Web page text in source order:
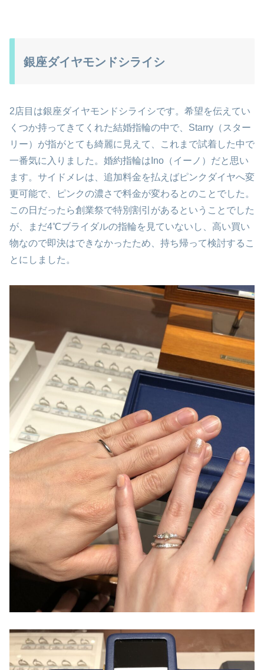
銀座ダイヤモンドシライシ
2店目は銀座ダイヤモンドシライシです。希望を伝えてい
くつか持ってきてくれた結婚指輪の中で、Starry（スター
リー）が指がとても綺麗に見えて、これまで試着した中で
一番気に入りました。婚約指輪はIno（イーノ）だと思い
ます。サイドメレは、追加料金を払えばピンクダイヤへ変
更可能で、ピンクの濃さで料金が変わるとのことでした。
この日だったら創業祭で特別割引があるということでした
が、まだ4℃ブライダルの指輪を見ていないし、高い買い
物なので即決はできなかったため、持ち帰って検討するこ
とにしました。